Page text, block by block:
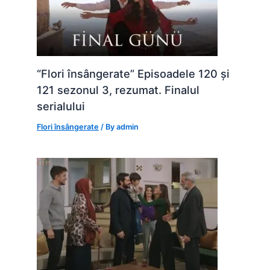
“Flori însângerate” Episoadele 120 și
121 sezonul 3, rezumat. Finalul
serialului
Flori însângerate / Byadmin